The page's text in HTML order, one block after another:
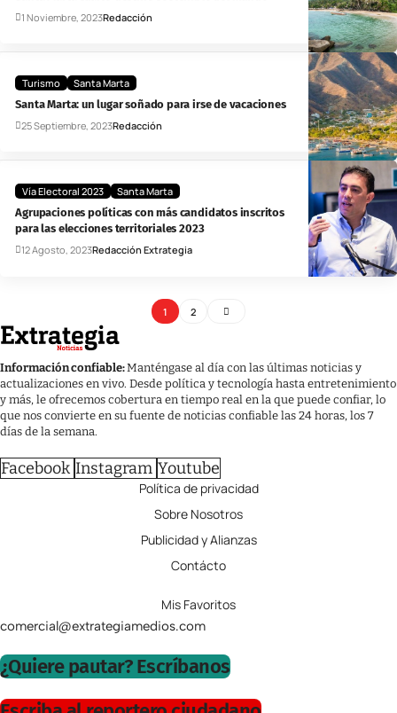
1 Noviembre, 2023Redacción
Turismo
Santa Marta
Santa Marta: un lugar soñado para irse de vacaciones
25 Septiembre, 2023Redacción
Vía Electoral 2023
Santa Marta
Agrupaciones políticas con más candidatos inscritos
para las elecciones territoriales 2023
12 Agosto, 2023Redacción Extrategia
1 2
Información confiable:Manténgase al día con las últimas noticias y
actualizaciones en vivo. Desde política y tecnología hasta entretenimiento
y más, le ofrecemos cobertura en tiempo real en la que puede confiar, lo
que nos convierte en su fuente de noticias confiable las 24 horas, los 7
días de la semana.
Facebook Instagram Youtube
Política de privacidad
Sobre Nosotros
Publicidad y Alianzas
Contácto
Mis Favoritos
comercial@extrategiamedios.com
¿Quiere pautar? Escríbanos